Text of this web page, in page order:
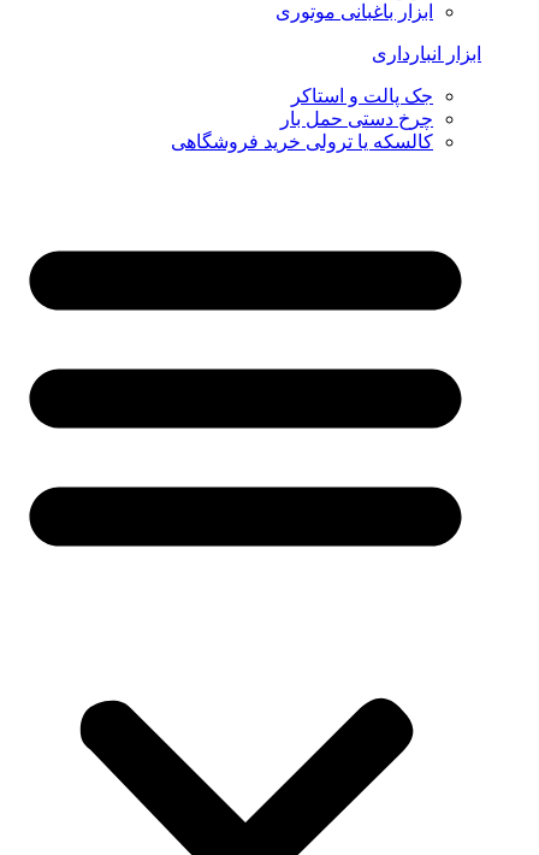
ابزار باغبانی موتوری
ابزار انبارداری
جک پالت و استاکر
چرخ دستی حمل بار
کالسکه یا ترولی خرید فروشگاهی